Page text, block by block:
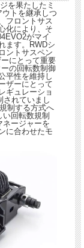
を果たしたミ
トを継承しつ
フロントサス
化により、そ
がマイ
ます。RWDシ
ントサスペン
にとって重要
の回転数制御
平性を維持し
ザーにとって
ギュレーショ
されていまし
制する方式へ
回転数規制
ネージャーを
に合わせたモ